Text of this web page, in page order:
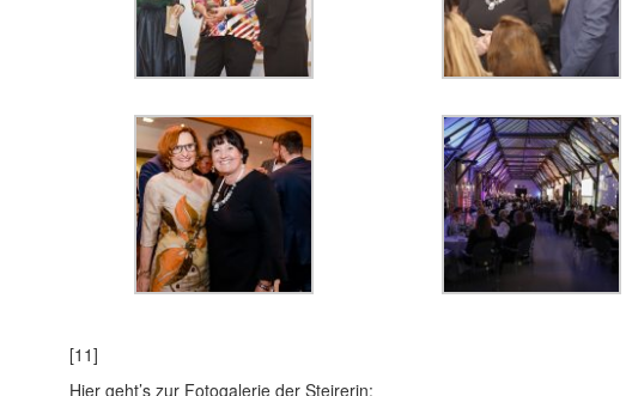
[11]
Hier geht’s zur Fotogalerie der Steirerin: